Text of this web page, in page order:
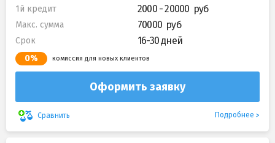
1й кредит 2000 - 20000
Макс. сумма 70000
Срок 16-30 дней
0% комиссия для новых клиентов
Оформить заявку
Сравнить Подробнее